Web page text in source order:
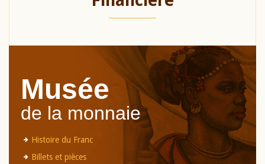
Musée
de la monnaie
Histoire du Franc
Billets et pièces